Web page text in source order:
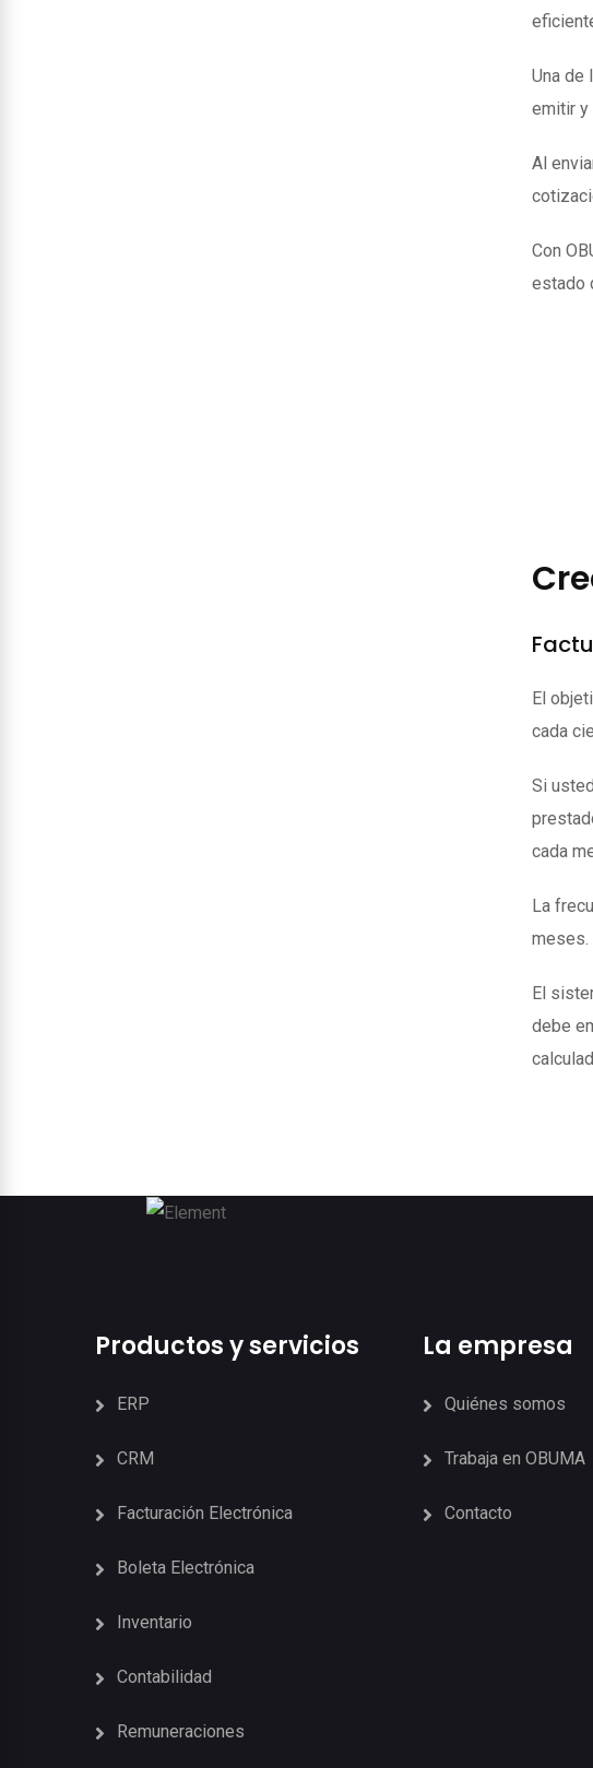
Una de
emitir y
Al
Con
estado
El
cada
Si
cada
La
meses.
El
debe
Productos y servicios
ERP
CRM
Facturación Electrónica
Boleta Electrónica
Inventario
Contabilidad
Remuneraciones
La empresa
Quiénes somos
Trabaja en OBUMA
Contacto